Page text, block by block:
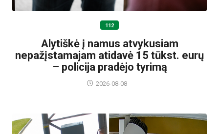
112
Alytiškė į namus atvykusiam
nepažįstamajam atidavė 15 tūkst. eurų
– policija pradėjo tyrimą
2026-08-08